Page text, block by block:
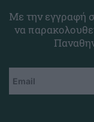
Με την εγγραφή
να